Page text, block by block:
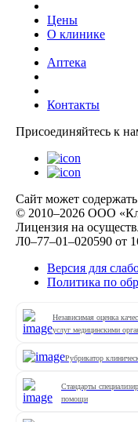
Цены
О клинике
Аптека
Контакты
Присоединяйтесь к
Сайт может
© 2010–2026 ООО
Лицензия на
Л0–77–01–020590 от
Версия для
Политика по
Независимая оценка
услуг медицинскими
Рубрикатор
Стандарты
помощи